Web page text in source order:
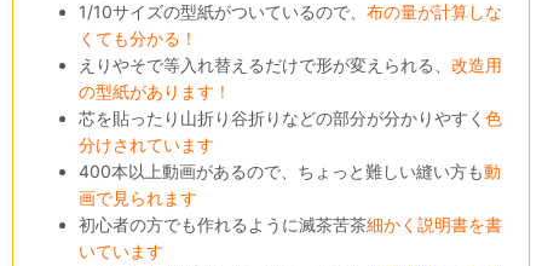
1/10サイズの型紙がついているので、布の量が計算しな
くても分かる！
えりやそで等入れ替えるだけで形が変えられる、改造用
の型紙があります！
芯を貼ったり山折り谷折りなどの部分が分かりやすく色
分けされています
400本以上動画があるので、ちょっと難しい縫い方も動
画で見られます
初心者の方でも作れるように滅茶苦茶細かく説明書を書
いています